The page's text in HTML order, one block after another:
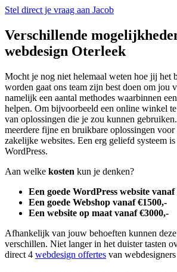
Stel direct je vraag aan Jacob
Verschillende
webdesign Oterleek
Mocht je nog niet helemaal weten hoe jij het
worden gaat ons team zijn best doen om jou
namelijk een aantal methodes waarbinnen
helpen. Om bijvoorbeeld een online winkel
van oplossingen die je zou kunnen
meerdere fijne en bruikbare oplossingen
zakelijke websites. Een erg geliefd systeem
WordPress.
Aan welke kosten kun je denken?
Een goede WordPress website vanaf
Een goede Webshop vanaf €1500,-
Een website op maat vanaf €3000,-
Afhankelijk van jouw behoeften kunnen deze
verschillen. Niet langer in het duister tasten
direct 4 webdesign offertes van